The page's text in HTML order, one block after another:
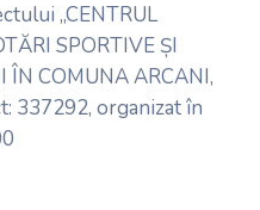
„CENTRUL
SPORTIVE ȘI
ÎN COMUNA ARCANI,
337292, organizat în